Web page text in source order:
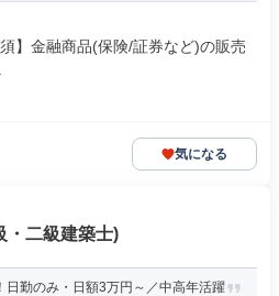
】金融商品(保険/証券など)の販売
気になる
・二級建築士)
日勤のみ・日額3万円～／中高年活躍